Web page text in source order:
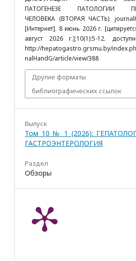
ПАТОГЕНЕЗЕ ПАТОЛОГИИ
ЧЕЛОВЕКА (ВТОРАЯ ЧАСТЬ).
[Интернет]. 8 июнь 2026 г.
август 2026 г.];10(1):5-12.
http://hepatogastro.grsmu.by/
nalHandG/article/view/388
Другие форматы
библиографических ссылок
Выпуск
Том 10 № 1 (2026):
ГАСТРОЭНТЕРОЛОГИЯ
Раздел
Обзоры